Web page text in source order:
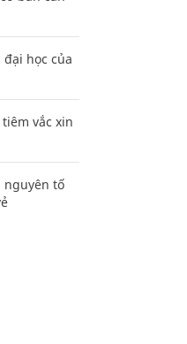
học của
vắc xin
nguyên tố